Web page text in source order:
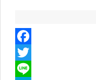
F
a
T